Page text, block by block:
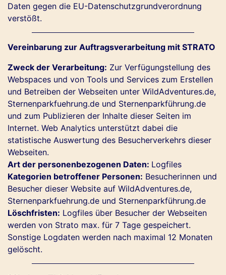
Daten gegen die EU-Datenschutzgrundverordnung
verstößt.
Vereinbarung zur Auftragsverarbeitung mit STRATO
Zweck der Verarbeitung: Zur Verfügungstellung des
Webspaces und von Tools und Services zum Erstellen
und Betreiben der Webseiten unter WildAdventures.de,
Sternenparkfuehrung.de und Sternenparkführung.de
und zum Publizieren der Inhalte dieser Seiten im
Internet. Web Analytics unterstützt dabei die
statistische Auswertung des Besucherverkehrs dieser
Webseiten.
Art der personenbezogenen Daten: Logfiles
Kategorien betroffener Personen: Besucherinnen und
Besucher dieser Website auf WildAdventures.de,
Sternenparkfuehrung.de und Sternenparkführung.de
Löschfristen: Logfiles über Besucher der Webseiten
werden von Strato max. für 7 Tage gespeichert.
Sonstige Logdaten werden nach maximal 12 Monaten
gelöscht.